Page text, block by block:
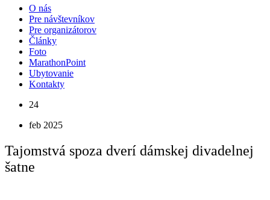
O nás
Pre návštevníkov
Pre organizátorov
Články
Foto
MarathonPoint
Ubytovanie
Kontakty
24
feb 2025
Tajomstvá spoza dverí dámskej divadelnej
šatne